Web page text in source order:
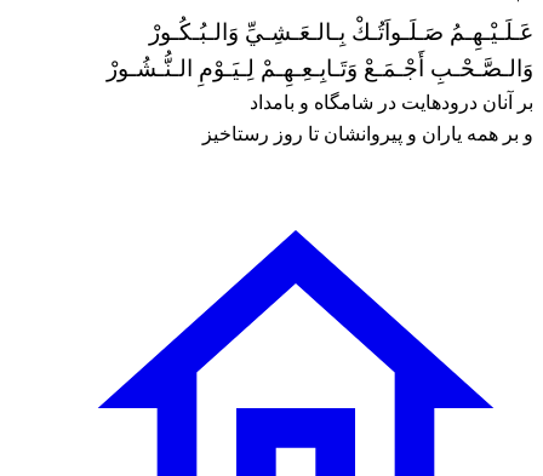
عَـلَـيْـهِـمُ صَـلَـواَتُـكْ بِـالـعَـشِـيِّ وَالـبُـكُـورْ
وَالـصَّـحْـبِ أَجْـمَـعْ وَتَـابِـعِـهِـمْ لِـيَـوْمِ الـنُّـشُـورْ
بر آنان درودهایت در شامگاه و بامداد
و بر همه یاران و پیروانشان تا روز رستاخیز